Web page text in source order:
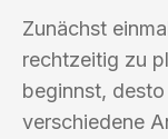
Zunächst
rechtzeitig zu
beginnst,
verschiedene